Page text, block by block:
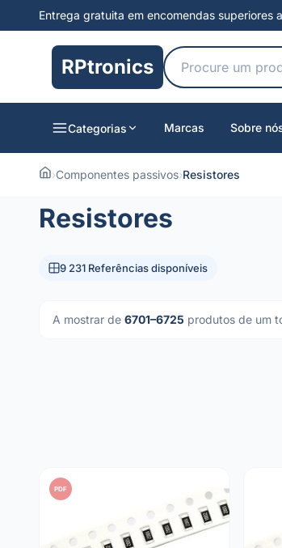
Entrega gratuita em encomendas superiores
RPtronics
Categorias Marcas Sobre
›Componentes passivos›Resistores
Resistores
9 231 Referências disponíveis
A mostrar de 6701–6725 produtos de um
PDF